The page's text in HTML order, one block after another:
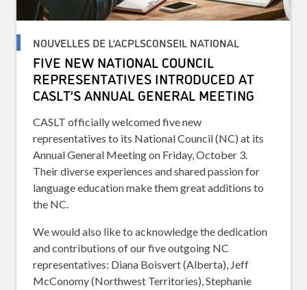
NOUVELLES DE L’ACPLSCONSEIL NATIONAL
FIVE NEW NATIONAL COUNCIL
REPRESENTATIVES INTRODUCED AT
CASLT’S ANNUAL GENERAL MEETING
CASLT officially welcomed five new
representatives to its National Council (NC) at its
Annual General Meeting on Friday, October 3.
Their diverse experiences and shared passion for
language education make them great additions to
the NC.
We would also like to acknowledge the dedication
and contributions of our five outgoing NC
representatives: Diana Boisvert (Alberta), Jeff
McConomy (Northwest Territories), Stephanie